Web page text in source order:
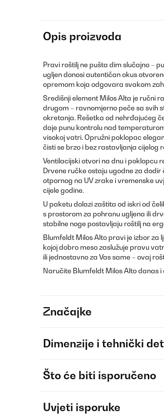
Opis proizvoda
Pravi roštilj ne pušta dim slučajno –
ugljen donosi autentičan okus
opremom koja odgovara svakom
Središnji element Milos Alta je ručni
drugom – ravnomjerno peče sa svih
okretanja. Rešetka od nehrđajućeg
daje punu kontrolu nad
visokoj vatri. Opružni poklopac
čisti se brzo i bez rastavljanja cijelog
Ventilacijski otvori na dnu i poklopcu
Drvene ručke ostaju ugodne za
otpornog na UV zrake i vremenske
cijele godine.
U paketu dolazi zaštita od iskri od
s prostorom za pohranu ugljena ili
stabilne noge postavljaju roštilj na
Blumfeldt Milos Alto pravi je izbor za
kojoj dobro meso zaslužuje pravu
ili jednostavno za Vas same – ovaj
Naručite Blumfeldt Milos Alto danas
Značajke
Dimenzije i tehnički
Što će biti isporučeno
Uvjeti isporuke